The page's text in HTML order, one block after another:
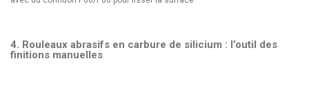
4. Rouleaux abrasifs en carbure de silicium : l’outil des
finitions manuelles